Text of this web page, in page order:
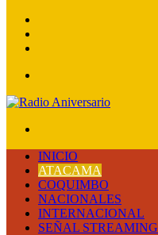
INICIO
ATACAMA
COQUIMBO
NACIONALES
INTERNACIONAL
SEÑAL STREAMING